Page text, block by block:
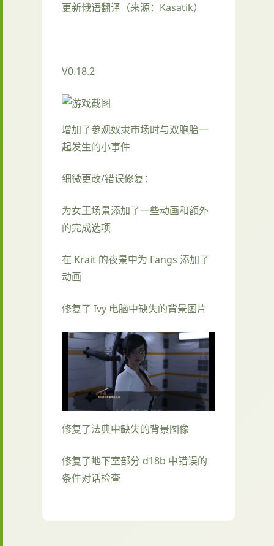
更新俄语翻译（来源：Kasatik）
V0.18.2
增加了参观奴隶市场时与双胞胎一
起发生的小事件
细微更改/错误修复：
为女王场景添加了一些动画和额外
的完成选项
在 Krait 的夜景中为 Fangs 添加了
动画
修复了 Ivy 电脑中缺失的背景图片
修复了法典中缺失的背景图像
修复了地下室部分 d18b 中错误的
条件对话检查